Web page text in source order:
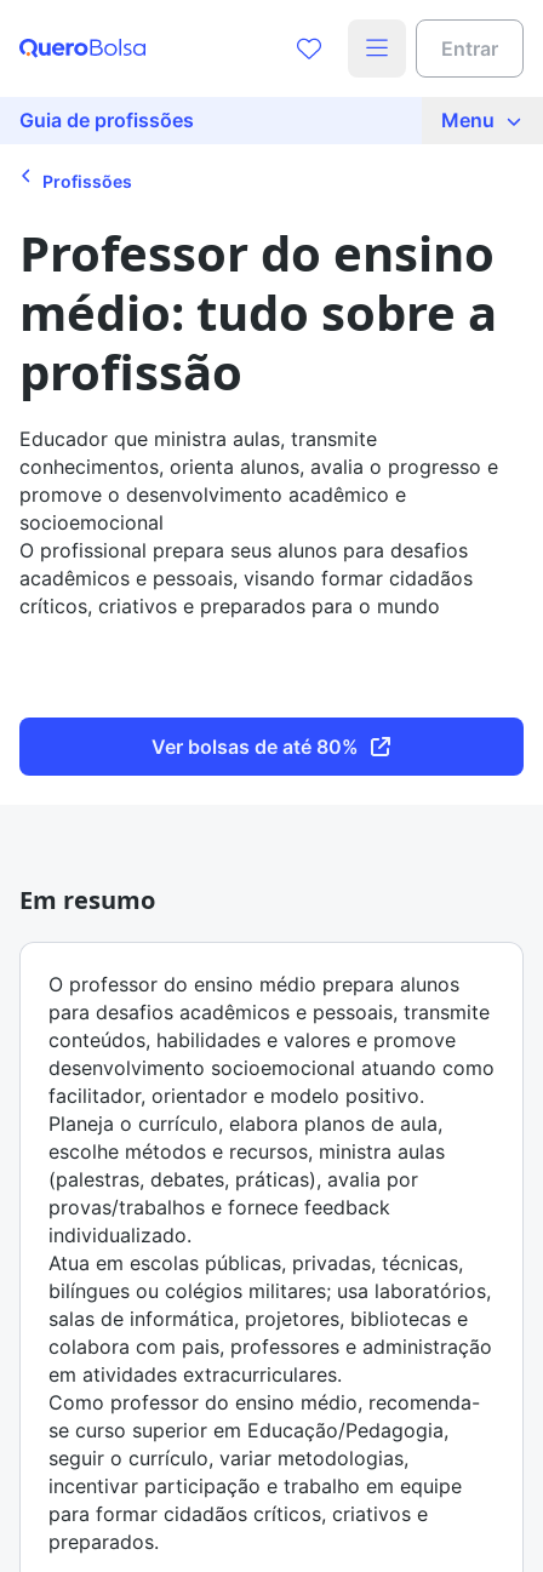
Entrar
Guia de profissões Menu
Profissões
Professor do ensino
médio: tudo sobre a
profissão
Educador que ministra aulas, transmite
conhecimentos, orienta alunos, avalia o progresso e
promove o desenvolvimento acadêmico e
socioemocional
O profissional prepara seus alunos para desafios
acadêmicos e pessoais, visando formar cidadãos
críticos, criativos e preparados para o mundo
Ver bolsas de até 80%
Em resumo
O professor do ensino médio prepara alunos
para desafios acadêmicos e pessoais, transmite
conteúdos, habilidades e valores e promove
desenvolvimento socioemocional atuando como
facilitador, orientador e modelo positivo.
Planeja o currículo, elabora planos de aula,
escolhe métodos e recursos, ministra aulas
(palestras, debates, práticas), avalia por
provas/trabalhos e fornece feedback
individualizado.
Atua em escolas públicas, privadas, técnicas,
bilíngues ou colégios militares; usa laboratórios,
salas de informática, projetores, bibliotecas e
colabora com pais, professores e administração
em atividades extracurriculares.
Como professor do ensino médio, recomenda-
se curso superior em Educação/Pedagogia,
seguir o currículo, variar metodologias,
incentivar participação e trabalho em equipe
para formar cidadãos críticos, criativos e
preparados.
Acesse o conteúdo completo
Preencha seus dados para liberar o acesso
Telefone
privacidade
Ver agora